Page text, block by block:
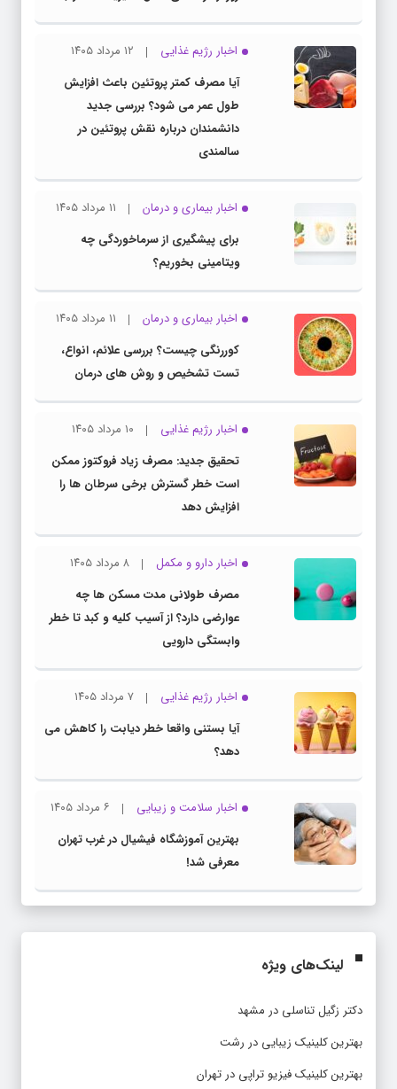
اخبار رژیم غذایی
۱۲ مرداد ۱۴۰۵
آیا مصرف کمتر پروتئین باعث افزایش
طول عمر می شود؟ بررسی جدید
دانشمندان درباره نقش پروتئین در
سالمندی
اخبار بیماری و درمان
۱۱ مرداد ۱۴۰۵
برای پیشگیری از سرماخوردگی چه
ویتامینی بخوریم؟
اخبار بیماری و درمان
۱۱ مرداد ۱۴۰۵
کوررنگی چیست؟ بررسی علائم، انواع،
تست تشخیص و روش های درمان
اخبار رژیم غذایی
۱۰ مرداد ۱۴۰۵
تحقیق جدید: مصرف زیاد فروکتوز ممکن
است خطر گسترش برخی سرطان ها را
افزایش دهد
اخبار دارو و مکمل
۸ مرداد ۱۴۰۵
مصرف طولانی مدت مسکن ها چه
عوارضی دارد؟ از آسیب کلیه و کبد تا خطر
وابستگی دارویی
اخبار رژیم غذایی
۷ مرداد ۱۴۰۵
آیا بستنی واقعا خطر دیابت را کاهش می
دهد؟
اخبار سلامت و زیبایی
۶ مرداد ۱۴۰۵
بهترین آموزشگاه فیشیال در غرب تهران
معرفی شد!
لینک‌های ویژه
دکتر زگیل تناسلی در مشهد
بهترین کلینیک زیبایی در رشت
بهترین کلینیک فیزیو تراپی در تهران